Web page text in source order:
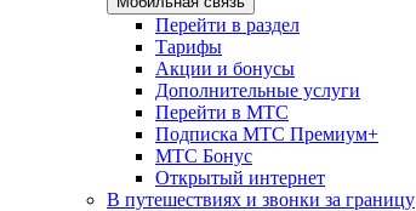
Перейти в раздел
Тарифы
Акции и бонусы
Дополнительные услуги
Перейти в МТС
Подписка МТС Премиум+
МТС Бонус
Открытый интернет
В путешествиях и звонки за границу